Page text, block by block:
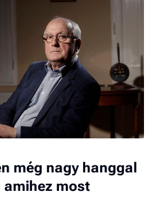
még nagy hanggal
most